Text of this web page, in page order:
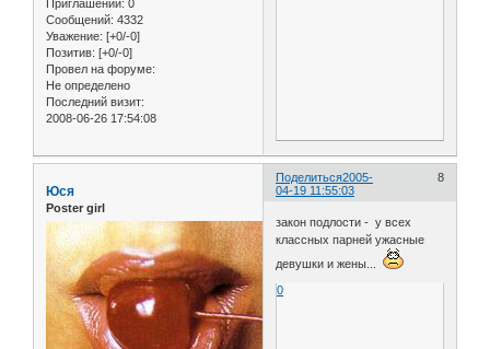
Приглашений: 0
Сообщений: 4332
Уважение: [+0/-0]
Позитив: [+0/-0]
Провел на форуме:
Не определено
Последний визит:
2008-06-26 17:54:08
Поделиться 8
2005-
04-19 11:55:03
Юся
Poster girl
закон подлости - у всех
классных парней ужасные
девушки и жены...
0